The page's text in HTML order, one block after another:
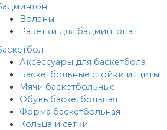
Воланы
Ракетки для бадминтона
Аксессуары для баскетбола
Баскетбольные стойки и щиты
Мячи баскетбольные
Обувь баскетбольная
Форма баскетбольная
Кольца и сетки